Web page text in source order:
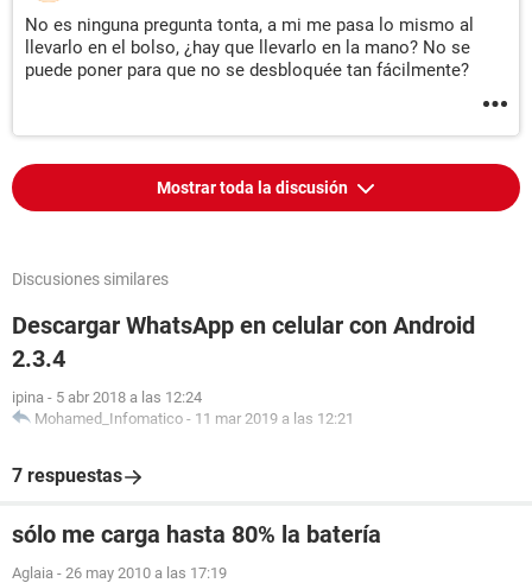
No es ninguna pregunta tonta, a mi me pasa lo mismo al
llevarlo en el bolso, ¿hay que llevarlo en la mano? No se
puede poner para que no se desbloquée tan fácilmente?
Mostrar toda la discusión
Discusiones similares
Descargar WhatsApp en celular con Android
2.3.4
ipina - 5 abr 2018 a las 12:24
Mohamed_Infomatico - 11 mar 2019 a las 12:21
7 respuestas
sólo me carga hasta 80% la batería
Aglaia - 26 may 2010 a las 17:19